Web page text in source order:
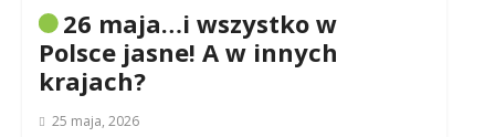
26 maja…i wszystko w
Polsce jasne! A w innych
krajach?
25 maja, 2026